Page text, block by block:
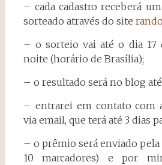
– cada cadastro receberá
sorteado através do site
– o sorteio vai até o dia 17
noite (horário de Brasília);
– o resultado será no blog
– entrarei em contato com
via email, que terá até 3 dias
– o prêmio será enviado
10 marcadores) e por